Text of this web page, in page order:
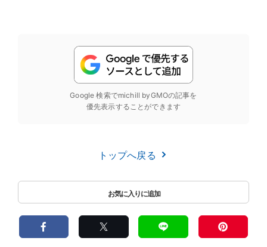
Google 検索でmichill byGMOの記事を
優先表示することができます
トップへ戻る